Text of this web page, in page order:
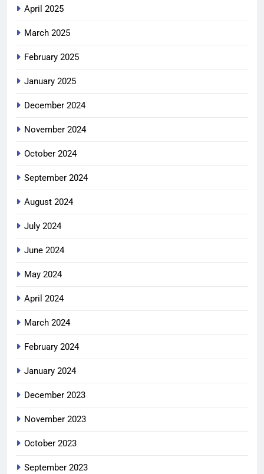
April 2025
March 2025
February 2025
January 2025
December 2024
November 2024
October 2024
September 2024
August 2024
July 2024
June 2024
May 2024
April 2024
March 2024
February 2024
January 2024
December 2023
November 2023
October 2023
September 2023